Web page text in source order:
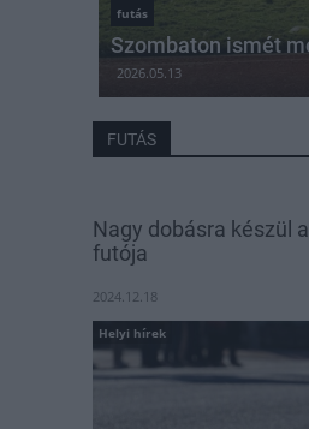
futás
Szombaton ismét
2026.05.13
FUTÁS
Nagy dobásra készül
futója
2024.12.18
Helyi hírek